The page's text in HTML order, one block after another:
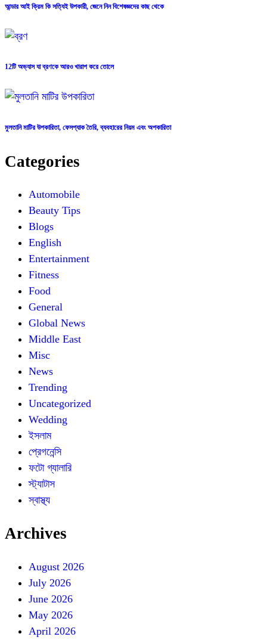
আন্ডার আই ক্রিম কি সত্যিই উপকারী, জেনে নিন বিশেষজ্ঞদের কাছ থেকে
12টি অভ্যাস যা ব্রণকে আরও খারাপ করে তোলে
মুলতানি মাটির উপকারিতা, ফেসপ্যাক তৈরি, ব্যবহারের নিয়ম এবং অপকারিতা
Categories
Automobile
Beauty Tips
Blogs
English
Entertainment
Fitness
Food
General
Global News
Middle East
Misc
News
Trending
Uncategorized
Wedding
ইসলাম
প্রেগনেন্সি
ফটো গ্যালারি
স্ট্যাটাস
স্বাস্থ্য
Archives
August 2026
July 2026
June 2026
May 2026
April 2026